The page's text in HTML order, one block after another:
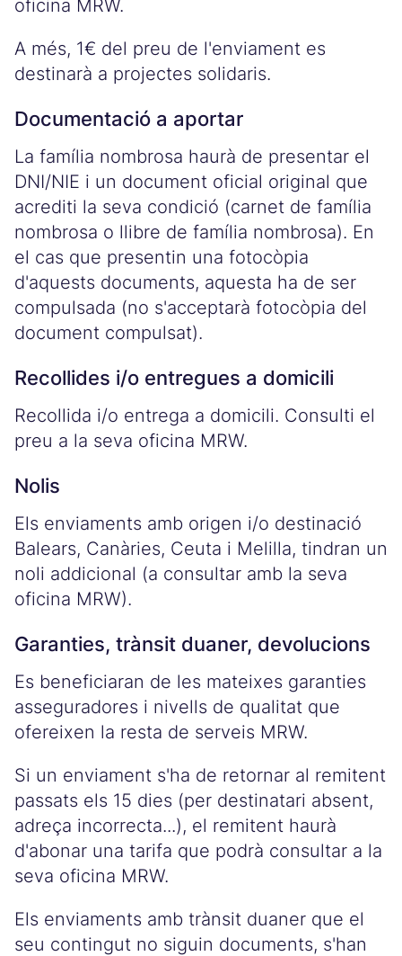
oficina MRW.
A més, 1€ del preu de l'enviament es
destinarà a projectes solidaris.
Documentació a aportar
La família nombrosa haurà de presentar el
DNI/NIE i un document oficial original que
acrediti la seva condició (carnet de família
nombrosa o llibre de família nombrosa). En
el cas que presentin una fotocòpia
d'aquests documents, aquesta ha de ser
compulsada (no s'acceptarà fotocòpia del
document compulsat).
Recollides i/o entregues a domicili
Recollida i/o entrega a domicili. Consulti el
preu a la seva oficina MRW.
Nolis
Els enviaments amb origen i/o destinació
Balears, Canàries, Ceuta i Melilla, tindran un
noli addicional (a consultar amb la seva
oficina MRW).
Garanties, trànsit duaner, devolucions
Es beneficiaran de les mateixes garanties
asseguradores i nivells de qualitat que
ofereixen la resta de serveis MRW.
Si un enviament s'ha de retornar al remitent
passats els 15 dies (per destinatari absent,
adreça incorrecta...), el remitent haurà
d'abonar una tarifa que podrà consultar a la
seva oficina MRW.
Els enviaments amb trànsit duaner que el
seu contingut no siguin documents, s'han